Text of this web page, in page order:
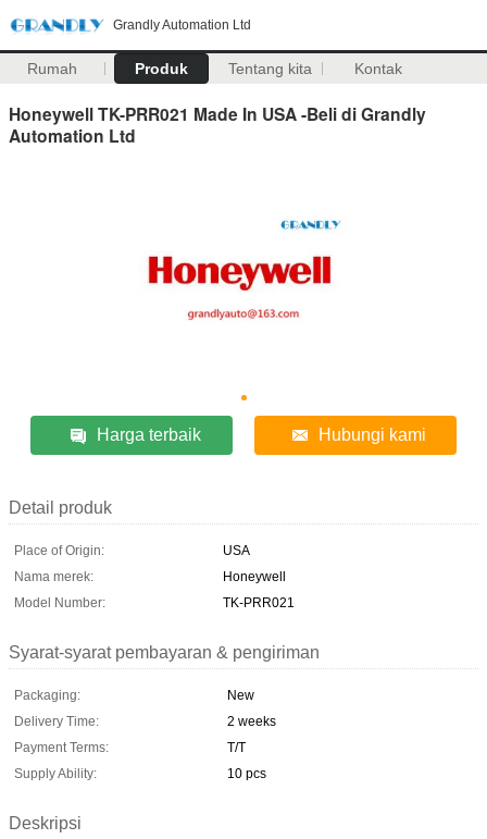
Grandly Automation Ltd
Rumah Produk Tentang kita Kontak
Honeywell TK-PRR021 Made In USA -Beli di Grandly
Automation Ltd
Harga terbaik Hubungi kami
Detail produk
Place of Origin:
USA
Nama merek:
Honeywell
Model Number:
TK-PRR021
Syarat-syarat pembayaran & pengiriman
Packaging:
New
Delivery Time:
2 weeks
Payment Terms:
T/T
Supply Ability:
10 pcs
Deskripsi